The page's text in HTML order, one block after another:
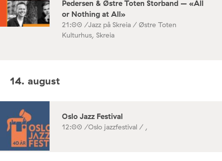
Pedersen & Østre Toten Storband – «All
or Nothing at All»
21:00 /Jazz på Skreia / Østre Toten
Kulturhus, Skreia
14. august
Oslo Jazz Festival
12:00 /Oslo jazzfestival / ,